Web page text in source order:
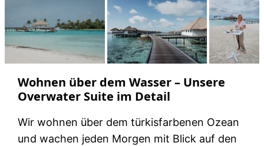
Wohnen über dem Wasser – Unsere
Overwater Suite im Detail
Wir wohnen über dem türkisfarbenen Ozean
und wachen jeden Morgen mit Blick auf den